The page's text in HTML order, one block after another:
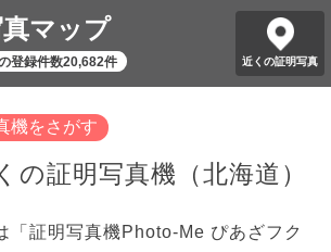
マップ
登録件数20,682件 近くの証明写真
機をさがす
の証明写真機（北海道）
「証明写真機Photo-Me ぴあざフク